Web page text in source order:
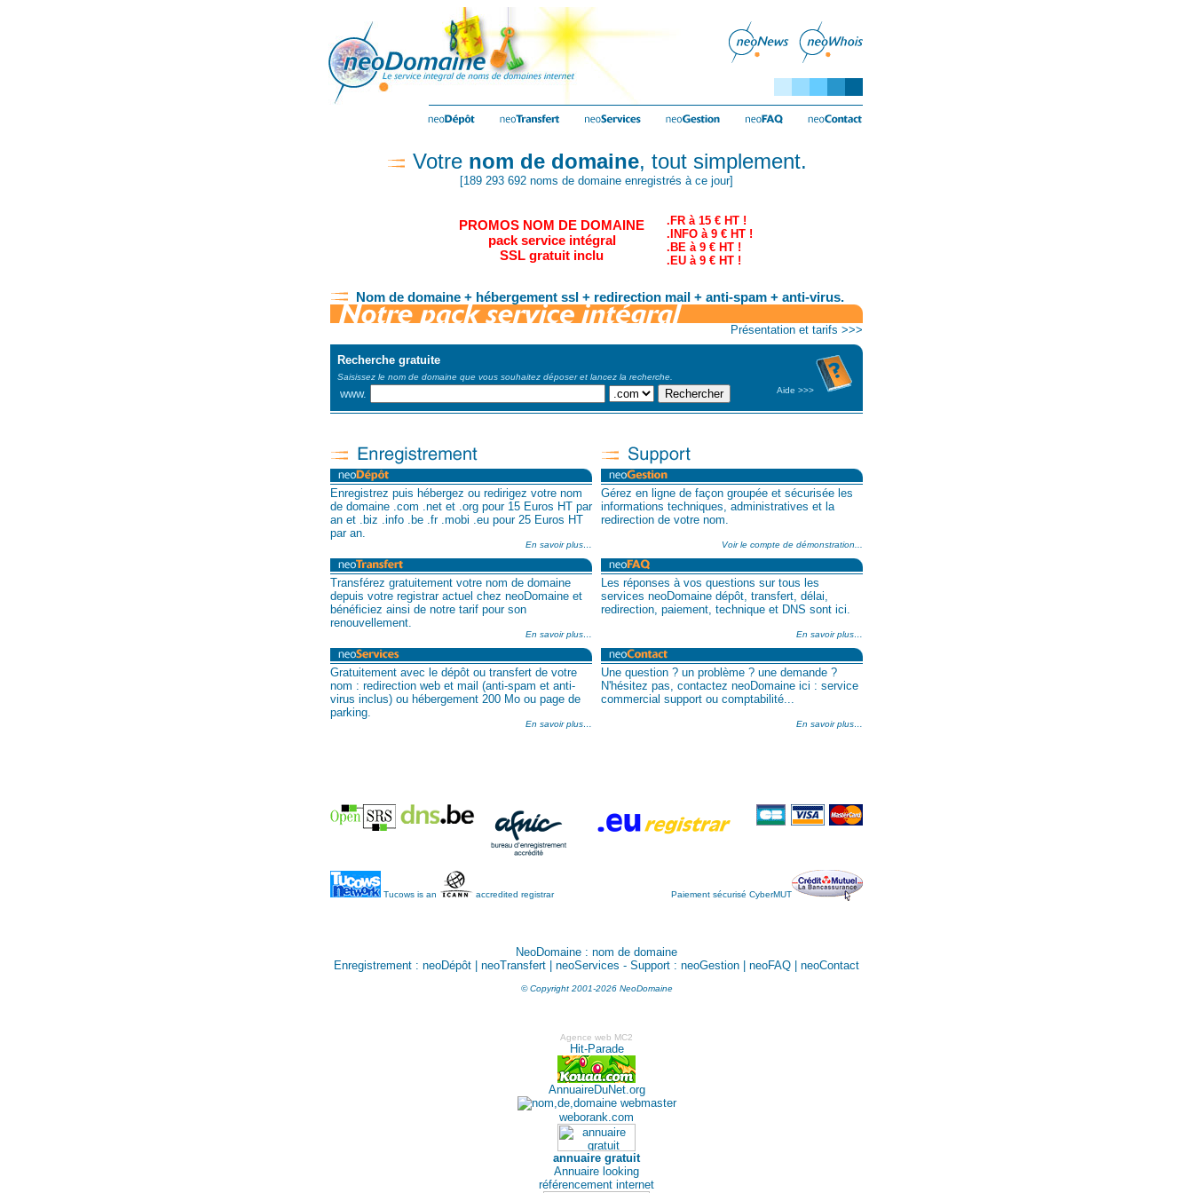
Votre nom de domaine, tout simplement.
[189 293 692 noms de domaine enregistrés à ce jour]
PROMOS NOM DE DOMAINE
pack service intégral
SSL gratuit inclu
.FR à 15 € HT !
.INFO à 9 € HT !
.BE à 9 € HT !
.EU à 9 € HT !
Nom de domaine + hébergement ssl + redirection mail + anti-spam + anti-virus.
Présentation et tarifs >>>
Recherche gratuite
Saisissez le nom de domaine que vous souhaitez déposer et lancez la recherche.
www. Aide >>>
Enregistrez puis hébergez ou redirigez votre nom
de domaine .com .net et .org pour 15 Euros HT par
an et .biz .info .be .fr .mobi .eu pour 25 Euros HT
par an.
Gérez en ligne de façon groupée et sécurisée les
informations techniques, administratives et la
redirection de votre nom.
En savoir plus… Voir le compte de démonstration...
Transférez gratuitement votre nom de domaine
depuis votre registrar actuel chez neoDomaine et
bénéficiez ainsi de notre tarif pour son
renouvellement.
Les réponses à vos questions sur tous les
services neoDomaine dépôt, transfert, délai,
redirection, paiement, technique et DNS sont ici.
En savoir plus… En savoir plus…
Gratuitement avec le dépôt ou transfert de votre
nom : redirection web et mail (anti-spam et anti-
virus inclus) ou hébergement 200 Mo ou page de
parking.
Une question ? un problème ? une demande ?
N'hésitez pas, contactez neoDomaine ici : service
commercial support ou comptabilité...
En savoir plus… En savoir plus…
Tucows is an accredited registrar Paiement sécurisé CyberMUT
NeoDomaine : nom de domaine
Enregistrement : neoDépôt neoTransfert neoServices - Support : neoGestion neoFAQ neoContact
© Copyright 2001-2026 NeoDomaine
Agence web MC2
AnnuaireDuNet.org
weborank.com
annuaire gratuit
Annuaire looking
référencement internet